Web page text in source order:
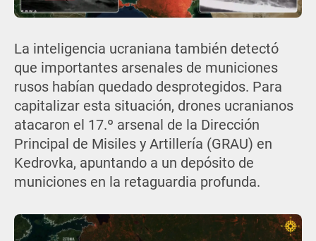
La inteligencia ucraniana también detectó
que importantes arsenales de municiones
rusos habían quedado desprotegidos. Para
capitalizar esta situación, drones ucranianos
atacaron el 17.º arsenal de la Dirección
Principal de Misiles y Artillería (GRAU) en
Kedrovka, apuntando a un depósito de
municiones en la retaguardia profunda.